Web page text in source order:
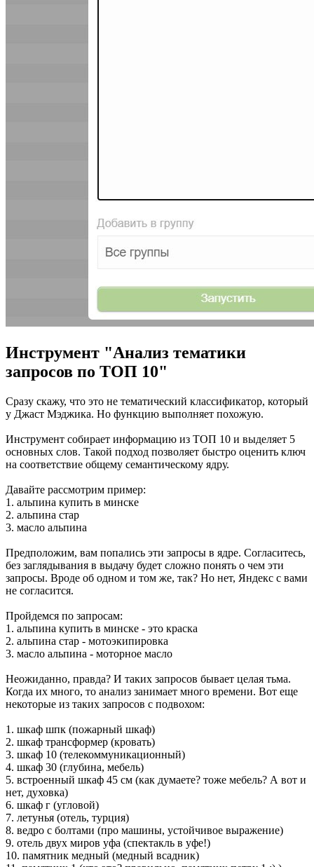
Инструмент "Анализ тематики
запросов по ТОП 10"
Сразу скажу, что это не тематический классификатор, который
у Джаст Мэджика. Но функцию выполняет похожую.
Инструмент собирает информацию из ТОП 10 и выделяет 5
основных слов. Такой подход позволяет быстро оценить ключ
на соответствие общему семантическому ядру.
Давайте рассмотрим пример:
1. альпина купить в минске
2. альпина стар
3. масло альпина
Предположим, вам попались эти запросы в ядре. Согласитесь,
без заглядывания в выдачу будет сложно понять о чем эти
запросы. Вроде об одном и том же, так? Но нет, Яндекс с вами
не согласится.
Пройдемся по запросам:
1. альпина купить в минске - это краска
2. альпина стар - мотоэкипировка
3. масло альпина - моторное масло
Неожиданно, правда? И таких запросов бывает целая тьма.
Когда их много, то анализ занимает много времени. Вот еще
некоторые из таких запросов с подвохом:
1. шкаф шпк (пожарный шкаф)
2. шкаф трансформер (кровать)
3. шкаф 10 (телекоммуникационный)
4. шкаф 30 (глубина, мебель)
5. встроенный шкаф 45 см (как думаете? тоже мебель? А вот и
нет, духовка)
6. шкаф г (угловой)
7. летунья (отель, турция)
8. ведро с болтами (про машины, устойчивое выражение)
9. отель двух миров уфа (спектакль в уфе!)
10. памятник медный (медный всадник)